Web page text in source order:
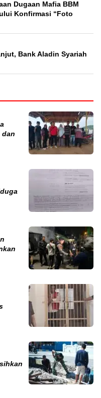
Dugaan Mafia BBM
Konfirmasi “Foto
Bank Aladin Syariah
dan